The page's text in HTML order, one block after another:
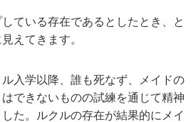
ている存在であるとしたとき、と
えてきます。
入学以降、誰も死なず、メイドの
できないものの試練を通じて精神
た。ルクルの存在が結果的にメイ